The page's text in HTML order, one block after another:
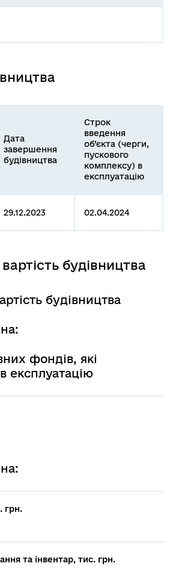
Дата
завершення
будівництва
Строк
введення
об’єкта (черги,
пускового
комплексу) в
експлуатацію
29.12.2023 02.04.2024
будівництва
будівництва
фондів, які
експлуатацію
грн.
та інвентар, тис. грн.